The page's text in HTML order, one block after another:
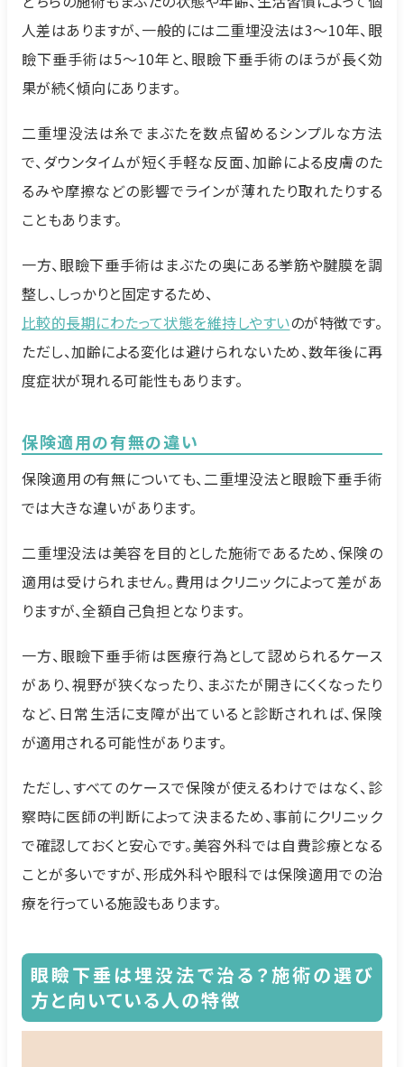
人差はありますが、一般的には二重埋没法は3〜10年、眼
瞼下垂手術は5〜10年と、眼瞼下垂手術のほうが長く効
果が続く傾向にあります。
二重埋没法は糸でまぶたを数点留めるシンプルな方法
で、ダウンタイムが短く手軽な反面、加齢による皮膚のた
るみや摩擦などの影響でラインが薄れたり取れたりする
こともあります。
一方、眼瞼下垂手術はまぶたの奥にある挙筋や腱膜を調
整し、しっかりと固定するため、
比較的長期にわたって状態を維持しやすいのが特徴です。
ただし、加齢による変化は避けられないため、数年後に再
度症状が現れる可能性もあります。
保険適用の有無の違い
保険適用の有無についても、二重埋没法と眼瞼下垂手術
では大きな違いがあります。
二重埋没法は美容を目的とした施術であるため、保険の
適用は受けられません。費用はクリニックによって差があ
りますが、全額自己負担となります。
一方、眼瞼下垂手術は医療行為として認められるケース
があり、視野が狭くなったり、まぶたが開きにくくなったり
など、日常生活に支障が出ていると診断されれば、保険
が適用される可能性があります。
ただし、すべてのケースで保険が使えるわけではなく、診
察時に医師の判断によって決まるため、事前にクリニック
で確認しておくと安心です。美容外科では自費診療となる
ことが多いですが、形成外科や眼科では保険適用での治
療を行っている施設もあります。
眼瞼下垂は埋没法で治る？施術の選び
方と向いている人の特徴